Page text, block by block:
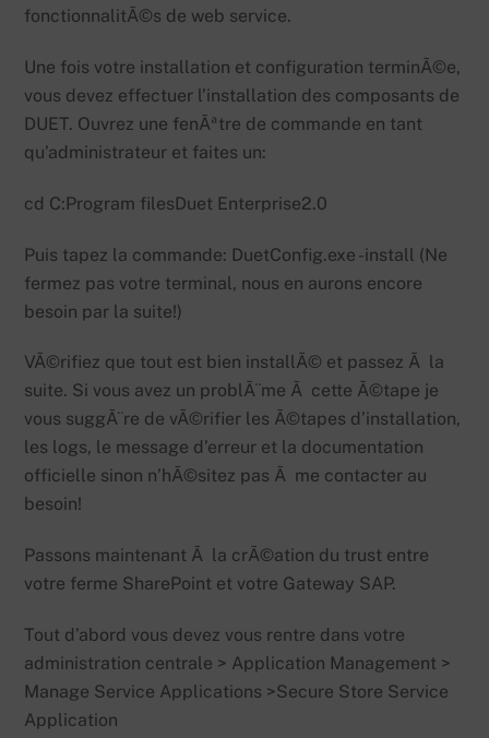
fonctionnalitÃ©s de web service.
Une fois votre installation et configuration terminÃ©e,
vous devez effectuer l’installation des composants de
DUET. Ouvrez une fenÃªtre de commande en tant
qu’administrateur et faites un:
cd C:Program filesDuet Enterprise2.0
Puis tapez la commande: DuetConfig.exe -install (Ne
fermez pas votre terminal, nous en aurons encore
besoin par la suite!)
VÃ©rifiez que tout est bien installÃ© et passez Ã la
suite. Si vous avez un problÃ¨me Ã cette Ã©tape je
vous suggÃ¨re de vÃ©rifier les Ã©tapes d’installation,
les logs, le message d’erreur et la documentation
officielle sinon n’hÃ©sitez pas Ã me contacter au
besoin!
Passons maintenant Ã la crÃ©ation du trust entre
votre ferme SharePoint et votre Gateway SAP.
Tout d’abord vous devez vous rentre dans votre
administration centrale > Application Management >
Manage Service Applications >Secure Store Service
Application